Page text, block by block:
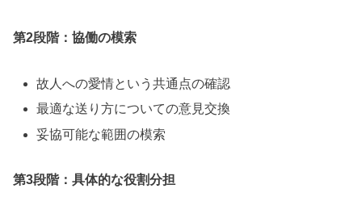
第2段階：協働の模索
故人への愛情という共通点の確認
最適な送り方についての意見交換
妥協可能な範囲の模索
第3段階：具体的な役割分担